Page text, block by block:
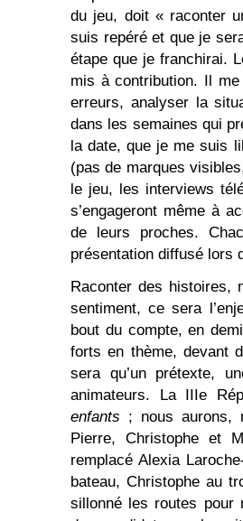
du jeu, doit « raconter
suis repéré et que je
étape que je franchirai.
mis à contribution. Il
erreurs, analyser la
dans les semaines qui
la date, que je me suis
(pas de marques
le jeu, les interviews
s’engageront même à
de leurs proches.
présentation diffusé lors
Raconter des histoires,
sentiment, ce sera
bout du compte, en
forts en thème, devant
sera qu’un prétexte,
animateurs. La IIIe
enfants ; nous aurons,
Pierre, Christophe et
remplacé Alexia
bateau, Christophe au
sillonné les routes pour